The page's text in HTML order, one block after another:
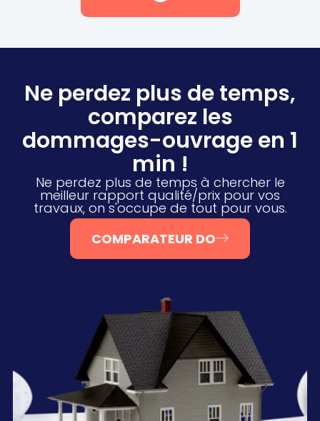
Ne perdez plus de temps,
comparez les
dommages-ouvrage en 1
min !
Ne perdez plus de temps à chercher le
meilleur rapport qualité/prix pour vos
travaux, on s'occupe de tout pour vous.
COMPARATEUR DO